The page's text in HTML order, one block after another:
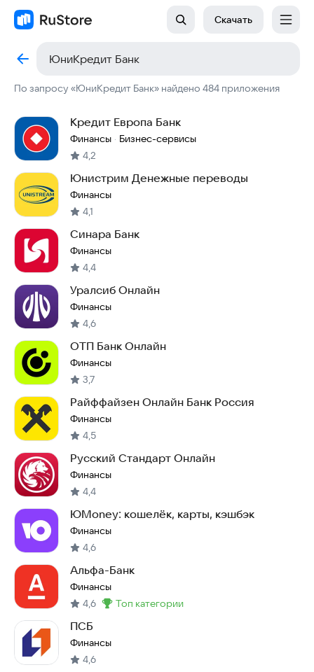
Скачать
По запросу «ЮниКредит Банк» найдено 484 приложения
Кредит Европа Банк
Финансы · Бизнес-сервисы
4,2
Юнистрим Денежные переводы
Финансы
4,1
Синара Банк
Финансы
4,4
Уралсиб Онлайн
Финансы
4,6
ОТП Банк Онлайн
Финансы
3,7
Райффайзен Онлайн Банк Россия
Финансы
4,5
Русский Стандарт Онлайн
Финансы
4,4
ЮMoney: кошелёк, карты, кэшбэк
Финансы
4,6
Альфа-Банк
Финансы
4,6
Метка:
топ категории
ПСБ
Финансы
4,6